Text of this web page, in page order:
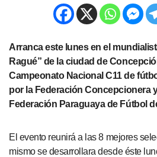
Arranca este lunes en el mundialista estadio “Lengua
Ragué” de la ciudad de
Campeonato Nacional C11 de
por la Federación Concepcionera
Federación Paraguaya de Fútbol
El evento reunirá a las 8 mejores
mismo se desarrollara desde éste